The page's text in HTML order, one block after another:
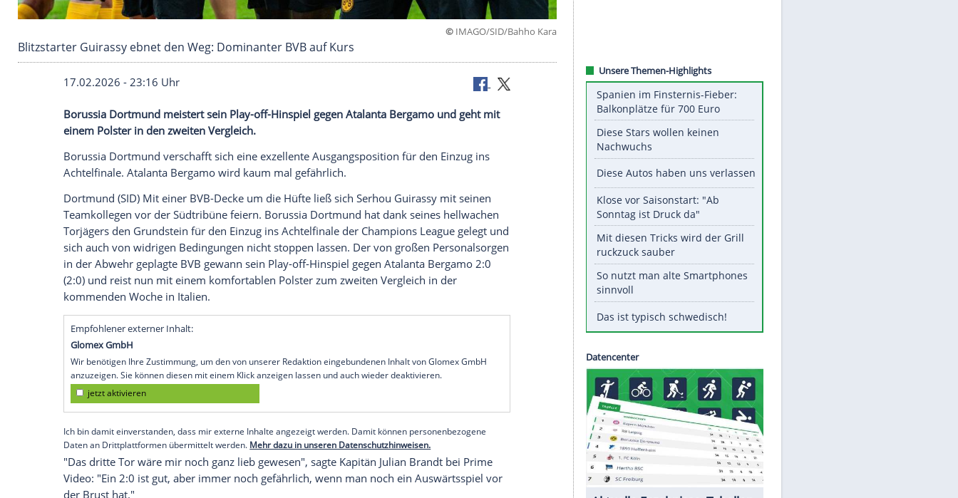
IMAGO/SID/Bahho Kara
17.02.2026 - 23:16 Uhr
Borussia Dortmund meistert sein Play-off-Hinspiel gegen Atalanta Bergamo und geht mit
einem Polster in den zweiten Vergleich.
Borussia Dortmund verschafft sich eine exzellente Ausgangsposition für den Einzug ins
Achtelfinale. Atalanta Bergamo wird kaum mal gefährlich.
Dortmund (SID) Mit einer BVB-Decke um die Hüfte ließ sich Serhou Guirassy mit seinen
Teamkollegen vor der Südtribüne feiern. Borussia Dortmund hat dank seines hellwachen
Torjägers den Grundstein für den Einzug ins Achtelfinale der Champions League gelegt und
sich auch von widrigen Bedingungen nicht stoppen lassen. Der von großen Personalsorgen
in der Abwehr geplagte BVB gewann sein Play-off-Hinspiel gegen Atalanta Bergamo 2:0
(2:0) und reist nun mit einem komfortablen Polster zum zweiten Vergleich in der
kommenden Woche in Italien.
Spanien im Finsternis-Fieber:
Balkonplätze für 700 Euro
Nachwuchs
Klose vor Saisonstart: "Ab
Sonntag ist Druck da"
Mit diesen Tricks wird der Grill
ruckzuck sauber
So nutzt man alte Smartphones
sinnvoll